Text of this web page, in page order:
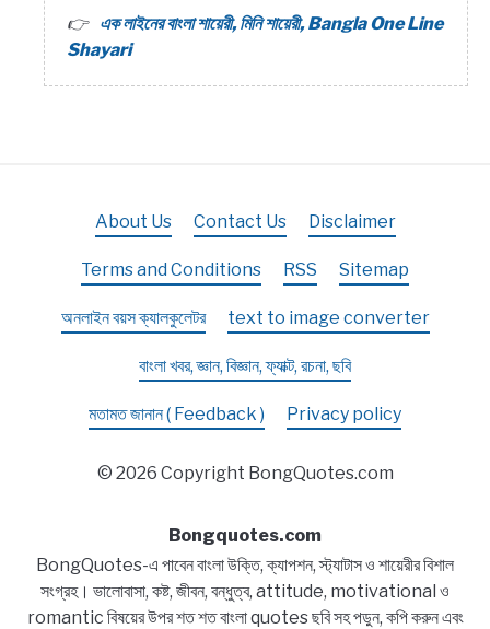
এক লাইনের বাংলা শায়েরী, মিনি শায়েরী, Bangla One Line
Shayari
About Us Contact Us Disclaimer
Terms and Conditions RSS Sitemap
অনলাইন বয়স ক্যালকুলেটর text to image converter
বাংলা খবর, জ্ঞান, বিজ্ঞান, ফ্যাক্ট, রচনা, ছবি
মতামত জানান ( Feedback ) Privacy policy
© 2026 Copyright BongQuotes.com
Bongquotes.com
BongQuotes-এ পাবেন বাংলা উক্তি, ক্যাপশন, স্ট্যাটাস ও শায়েরীর বিশাল
সংগ্রহ। ভালোবাসা, কষ্ট, জীবন, বন্ধুত্ব, attitude, motivational ও
romantic বিষয়ের উপর শত শত বাংলা quotes ছবি সহ পড়ুন, কপি করুন এবং